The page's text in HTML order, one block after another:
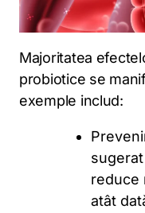
Majoritatea
probiotice se
exemple includ:
reduce
atât